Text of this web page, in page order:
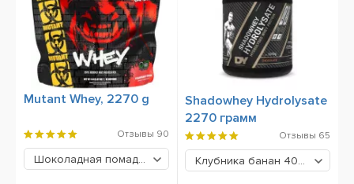
Mutant Whey, 2270 g
Отзывы 90
Шоколадная помадка 2579 грн
Shadowhey Hydrolysate
2270 грамм
Отзывы 65
Клубника банан 4069 грн